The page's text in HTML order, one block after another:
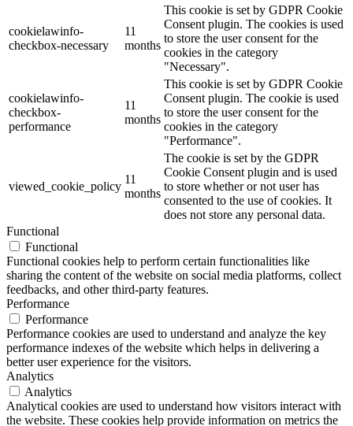
cookielawinfo-
checkbox-necessary
11
months
This cookie is set by GDPR Cookie
Consent plugin. The cookies is used
to store the user consent for the
cookies in the category
"Necessary".
cookielawinfo-
checkbox-
performance
11
months
This cookie is set by GDPR Cookie
Consent plugin. The cookie is used
to store the user consent for the
cookies in the category
"Performance".
viewed_cookie_policy
11
months
The cookie is set by the GDPR
Cookie Consent plugin and is used
to store whether or not user has
consented to the use of cookies. It
does not store any personal data.
Functional
Functional
Functional cookies help to perform certain functionalities like
sharing the content of the website on social media platforms, collect
feedbacks, and other third-party features.
Performance
Performance
Performance cookies are used to understand and analyze the key
performance indexes of the website which helps in delivering a
better user experience for the visitors.
Analytics
Analytics
Analytical cookies are used to understand how visitors interact with
the website. These cookies help provide information on metrics the